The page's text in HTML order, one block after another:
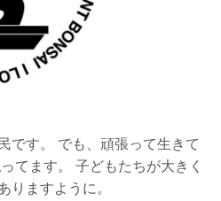
です。 でも、頑張って生きて
てます。 子どもたちが大きく
りますように。